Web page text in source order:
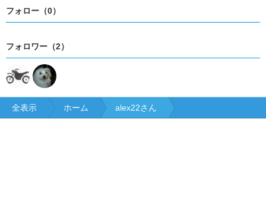
フォロー（0）
フォロワー（2）
全表示 ホーム alex22さん